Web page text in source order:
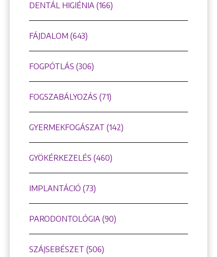
DENTÁL HIGIÉNIA (166)
FÁJDALOM (643)
FOGPÓTLÁS (306)
FOGSZABÁLYOZÁS (71)
GYERMEKFOGÁSZAT (142)
GYÖKÉRKEZELÉS (460)
IMPLANTÁCIÓ (73)
PARODONTOLÓGIA (90)
SZÁJSEBÉSZET (506)